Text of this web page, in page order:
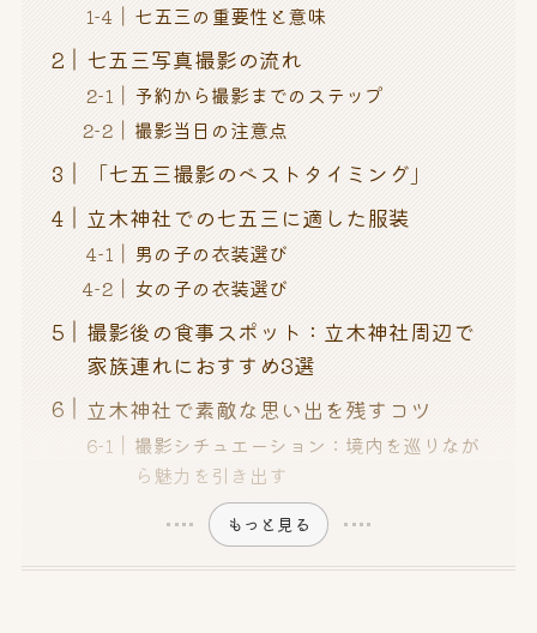
七五三の重要性と意味
七五三写真撮影の流れ
予約から撮影までのステップ
撮影当日の注意点
「七五三撮影のベストタイミング」
立木神社での七五三に適した服装
男の子の衣装選び
女の子の衣装選び
撮影後の食事スポット：立木神社周辺で
家族連れにおすすめ3選
立木神社で素敵な思い出を残すコツ
撮影シチュエーション：境内を巡りなが
ら魅力を引き出す
もっと見る